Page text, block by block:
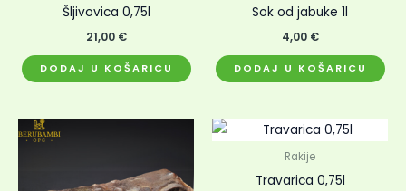
Šljivovica 0,75l
21,00 €
DODAJ U KOŠARICU
Sok od jabuke 1l
4,00 €
DODAJ U KOŠARICU
Rakije
Travarica 0,75l